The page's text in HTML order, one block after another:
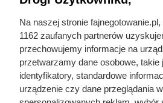
podstawowym budulcem naszego
funkcji organizmu, a jego spożycie
zapewnić nam stabilny poziom
dla Was zestaw przepisów, które
solidną porcję białka, ale również
wykonania. Niezależnie od tego,
Na naszej stronie
1162 zaufanych partnerów
przechowujemy informacje na
przetwarzamy dane osobowe, takie
identyfikatory, standardowe
urządzenie czy dane przeglądania